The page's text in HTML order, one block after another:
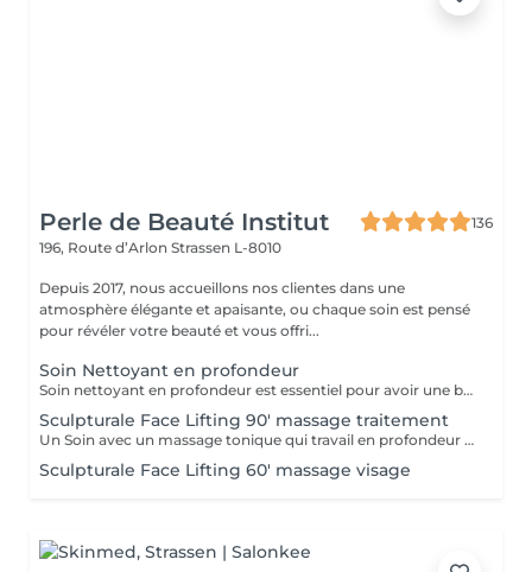
Perle de Beauté Institut
136
196, Route d’Arlon Strassen L-8010
Depuis 2017, nous accueillons nos clientes dans une
atmosphère élégante et apaisante, ou chaque soin est pensé
pour révéler votre beauté et vous offri...
Soin Nettoyant en profondeur
Soin nettoyant en profondeur est essentiel pour avoir une belle peau. Effets: - Améliore la capacité de balance et de régulation de la peau (hydratatiin, sebum) - Augmente l'oxygénation de la peau et les échanges cellulaire - Entretien la régénération cellulaire - Sensation de fraicheur RESULTAT: La peau est frache, nette et éclatant
Sculpturale Face Lifting 90' massage traitement
Un Soin avec un massage tonique qui travail en profondeur les muscles de votre visage en interne et en externe. RESULTATS: - Rajeunissement naturel sans injections - Amélioration du tonus musculaire (fitness passif du visage) - Action drainage, detoxication - Enrichissement en oxygène - Amélioration de la microcirculation - Disparition de double menton - La peau devient plus lisse et plus élastique
Sculpturale Face Lifting 60' massage visage